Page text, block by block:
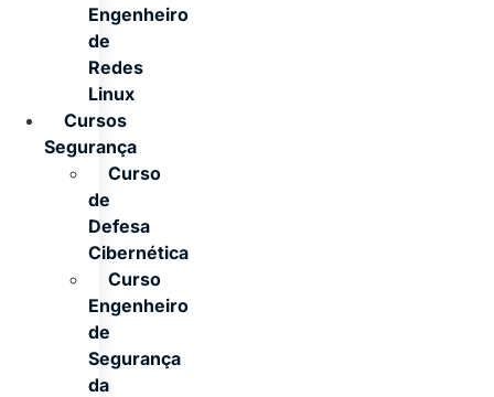
Engenheiro
de
Redes
Linux
Cursos
Segurança
Curso
de
Defesa
Cibernética
Curso
Engenheiro
de
Segurança
da